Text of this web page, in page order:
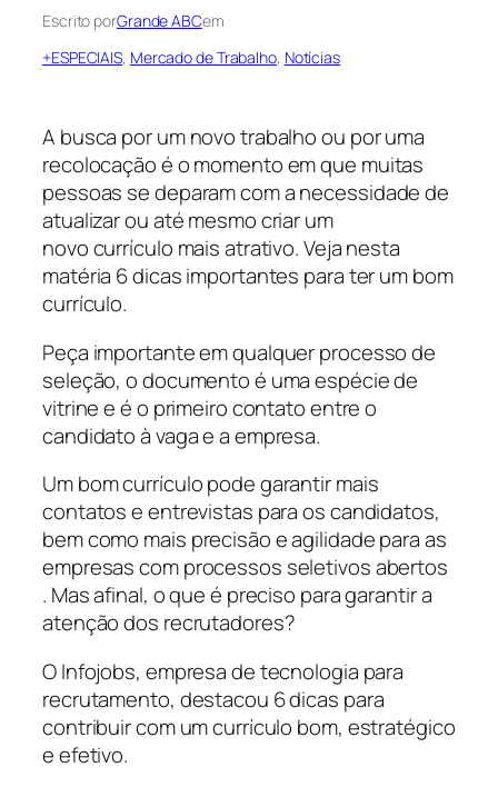
Escrito porGrande ABCem
+ESPECIAIS, Mercado de Trabalho, Notícias
A busca por um novo trabalho ou por uma
recolocação é o momento em que muitas
pessoas se deparam com a necessidade de
atualizar ou até mesmo criar um
novo currículo mais atrativo. Veja nesta
matéria 6 dicas importantes para ter um bom
currículo.
Peça importante em qualquer processo de
seleção, o documento é uma espécie de
vitrine e é o primeiro contato entre o
candidato à vaga e a empresa.
Um bom currículo pode garantir mais
contatos e entrevistas para os candidatos,
bem como mais precisão e agilidade para as
empresas com processos seletivos abertos
. Mas afinal, o que é preciso para garantir a
atenção dos recrutadores?
O Infojobs, empresa de tecnologia para
recrutamento, destacou 6 dicas para
contribuir com um currículo bom, estratégico
e efetivo.